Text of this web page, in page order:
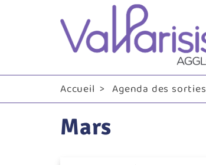
Accueil Agenda des sorties
Mars